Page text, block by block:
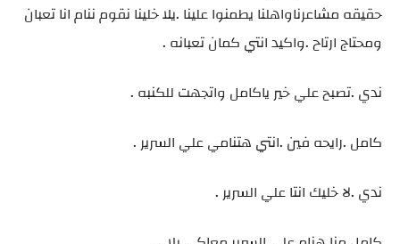
حقيقه مشاعرناواهلنا يطمنوا علينا .يلا خلينا نقوم ننام انا تعبان
ومحتاج ارتاح .واكيد انتي كمان تعبانه .
ندي .تصبح علي خير ياكامل واتجهت للكنبه .
كامل .رايحه فين .انتي هتنامي علي السرير .
ندي .لا خليك انتا علي السرير .